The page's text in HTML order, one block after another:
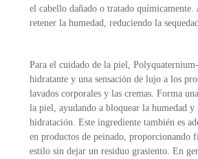
el cabello dañado o tratado químicamente.
retener la humedad, reduciendo la
Para el cuidado de la piel,
hidratante y una sensación de lujo a los
lavados corporales y las cremas. Forma
la piel, ayudando a bloquear la humedad y
hidratación. Este ingrediente también es
en productos de peinado, proporcionando
estilo sin dejar un residuo grasiento. En